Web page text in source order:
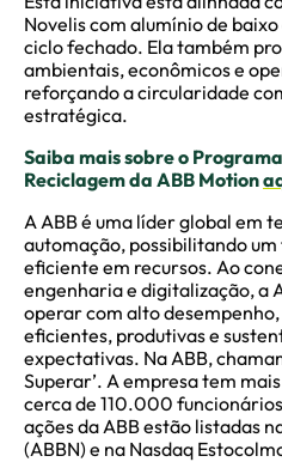
Novelis com alumínio de
ciclo fechado. Ela também
ambientais, econômicos e
reforçando a circularidade
estratégica.
Saiba mais sobre o
Reciclagem da ABB Motion
A ABB é uma líder global em
automação, possibilitando
eficiente em recursos. Ao
engenharia e digitalização, a
operar com alto
eficientes, produtivas e
expectativas. Na ABB,
Superar’. A empresa tem
cerca de 110.000
ações da ABB estão listadas
(ABBN) e na Nasdaq